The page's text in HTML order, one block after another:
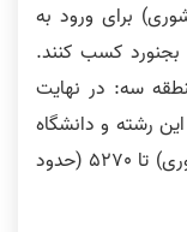
تا 8078 (حدوداً 22297 کشوری) برای ورود به
بجنورد کسب کنند.
سه: در نهایت
رشته و دانشگاه
باید رتبه بین 2614 (حدود 16896 کشوری) تا 5270 (حدود